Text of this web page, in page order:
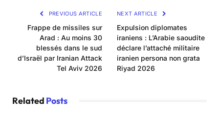
PREVIOUS ARTICLE
Frappe de missiles sur
Arad : Au moins 30
blessés dans le sud
d’Israël par Iranian Attack
Tel Aviv 2026
NEXT ARTICLE
Expulsion diplomates
iraniens : L’Arabie saoudite
déclare l’attaché militaire
iranien persona non grata
Riyad 2026
Related Posts